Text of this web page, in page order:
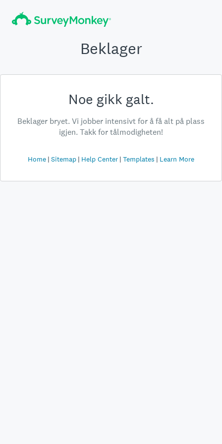
Beklager
Noe gikk galt.
Beklager bryet. Vi jobber intensivt for å få alt på plass
igjen. Takk for tålmodigheten!
Home Sitemap Help Center Templates Learn More